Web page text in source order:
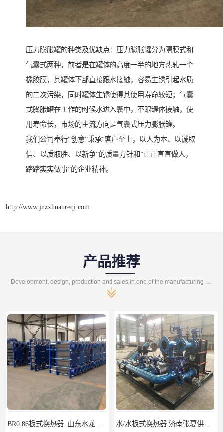
压力膨胀罐的种类及优缺点：压力膨胀罐分为隔膜式和
气囊式两种，前者是在罐体的高度一半的地方热轧一个
橡胶膜，其罐体下部直接跟水接触，容易生锈引起水质
的二次污染，同时罐体生锈使得其使用寿命较短；气囊
式膨胀罐在工作的时候水进入囊中，不跟罐体接触，使
用寿命长，市场的主流方向是气囊式压力膨胀罐。
我们公司奉行“创意”秉承“客户至上，以人为本、以诚取
信、以质取胜、以新争”的质量方针和“正正直直做人，
踏踏实实做事”的企业精神。
http://www.jnzxhuanreqi.com
产品推荐